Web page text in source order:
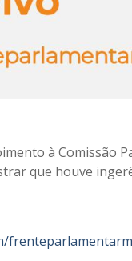
à Comissão
que houve